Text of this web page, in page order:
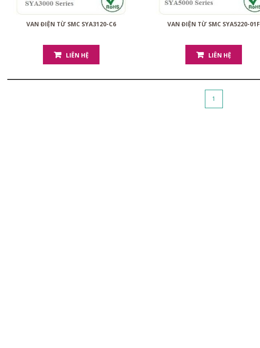
VAN ĐIỆN TỪ SMC SYA3120-C6
LIÊN HỆ
VAN ĐIỆN TỪ SMC SYA5220-01F
LIÊN HỆ
1